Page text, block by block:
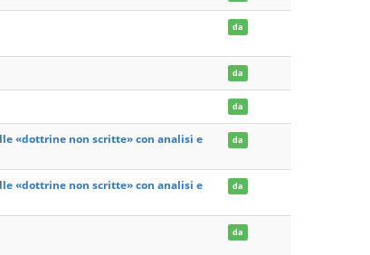
da
da
da
«dottrine non scritte» con analisi e
da
«dottrine non scritte» con analisi e
da
da